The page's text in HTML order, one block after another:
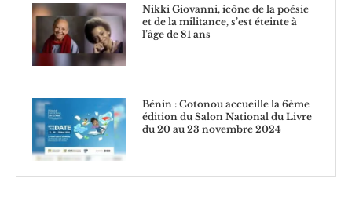
Nikki Giovanni, icône de la poésie
et de la militance, s’est éteinte à
l’âge de 81 ans
Bénin : Cotonou accueille la 6ème
édition du Salon National du Livre
du 20 au 23 novembre 2024